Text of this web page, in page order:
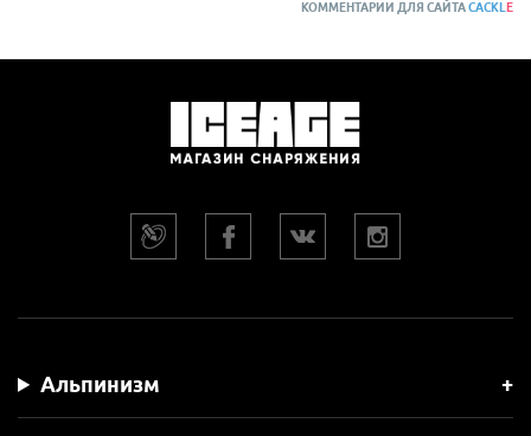
КОММЕНТАРИИ ДЛЯ САЙТАCACKLE
Альпинизм